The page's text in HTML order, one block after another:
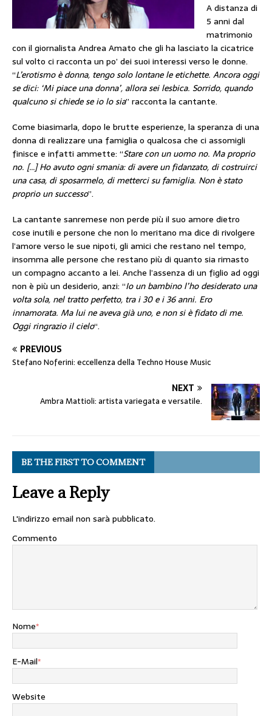
A distanza di
5 anni dal
matrimonio
con il giornalista Andrea Amato che gli ha lasciato la cicatrice
sul volto ci racconta un po’ dei suoi interessi verso le donne.
“L’erotismo è donna, tengo solo lontane le etichette. Ancora oggi
se dici: ‘Mi piace una donna’, allora sei lesbica. Sorrido, quando
qualcuno si chiede se io lo sia” racconta la cantante.
Come biasimarla, dopo le brutte esperienze, la speranza di una
donna di realizzare una famiglia o qualcosa che ci assomigli
finisce e infatti ammette: “Stare con un uomo no. Ma proprio
no. […] Ho avuto ogni smania: di avere un fidanzato, di costruirci
una casa, di sposarmelo, di metterci su famiglia. Non è stato
proprio un successo”.
La cantante sanremese non perde più il suo amore dietro
cose inutili e persone che non lo meritano ma dice di rivolgere
l’amore verso le sue nipoti, gli amici che restano nel tempo,
insomma alle persone che restano più di quanto sia rimasto
un compagno accanto a lei. Anche l’assenza di un figlio ad oggi
non è più un desiderio, anzi: “Io un bambino l’ho desiderato una
volta sola, nel tratto perfetto, tra i 30 e i 36 anni. Ero
innamorata. Ma lui ne aveva già uno, e non si è fidato di me.
Oggi ringrazio il cielo“.
PREVIOUS
Stefano Noferini: eccellenza della Techno House Music
NEXT
Ambra Mattioli: artista variegata e versatile.
BE THE FIRST TO COMMENT
Leave a Reply
L'indirizzo email non sarà pubblicato.
Commento
Nome*
E-Mail*
Website